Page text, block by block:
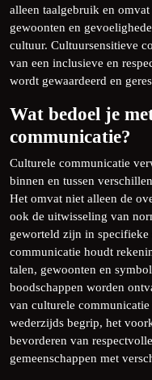
alleen taalgebruik en
gewoonten en
cultuur. Cultuursensitieve
van een inclusieve en
wordt gewaardeerd en
Wat bedoel je
communicatie?
Culturele communicatie
binnen en tussen
Het omvat niet alleen de
ook de uitwisseling van
geworteld zijn in
communicatie houdt
talen, gewoonten en
boodschappen worden
van culturele
wederzijds begrip, het
bevorderen van
gemeenschappen met